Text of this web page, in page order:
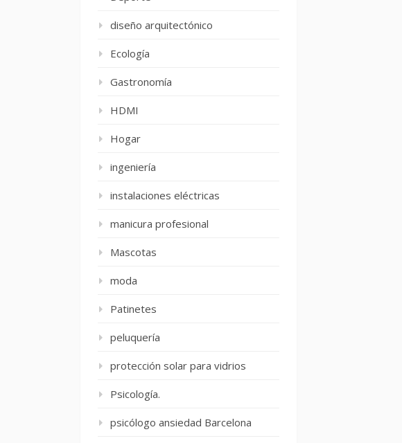
diseño arquitectónico
Ecología
Gastronomía
HDMI
Hogar
ingeniería
instalaciones eléctricas
manicura profesional
Mascotas
moda
Patinetes
peluquería
protección solar para vidrios
Psicología.
psicólogo ansiedad Barcelona